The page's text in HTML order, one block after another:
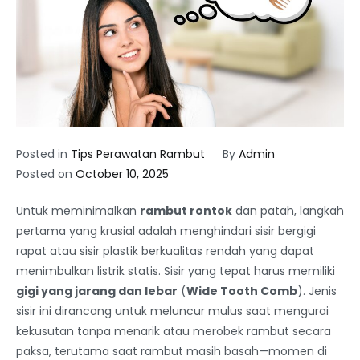
Posted in Tips Perawatan Rambut By Admin
Posted on October 10, 2025
Untuk meminimalkan rambut rontok dan patah, langkah
pertama yang krusial adalah menghindari sisir bergigi
rapat atau sisir plastik berkualitas rendah yang dapat
menimbulkan listrik statis. Sisir yang tepat harus memiliki
gigi yang jarang dan lebar (Wide Tooth Comb). Jenis
sisir ini dirancang untuk meluncur mulus saat mengurai
kekusutan tanpa menarik atau merobek rambut secara
paksa, terutama saat rambut masih basah—momen di